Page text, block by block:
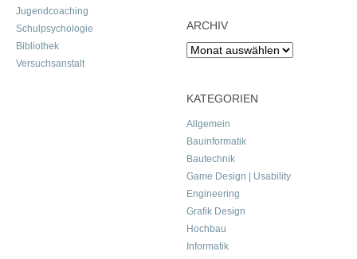
Jugendcoaching
Schulpsychologie
Bibliothek
Versuchsanstalt
ARCHIV
Archiv
KATEGORIEN
Allgemein
Bauinformatik
Bautechnik
Game Design | Usability
Engineering
Grafik Design
Hochbau
Informatik